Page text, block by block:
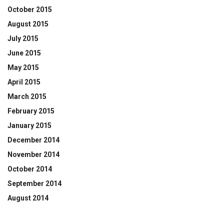
October 2015
August 2015
July 2015
June 2015
May 2015
April 2015
March 2015
February 2015
January 2015
December 2014
November 2014
October 2014
September 2014
August 2014